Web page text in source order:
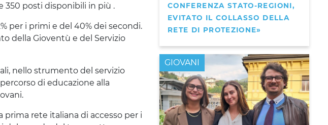
350 posti disponibili in più .
per i primi e del 40% dei secondi.
della Gioventù e del Servizio
nello strumento del servizio
di educazione alla
rete italiana di accesso per i
CONFERENZA STATO-REGIONI,
EVITATO IL COLLASSO DELLA
RETE DI PROTEZIONE»
GIOVANI